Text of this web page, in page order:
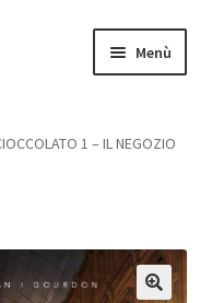
Menù
1 – IL NEGOZIO